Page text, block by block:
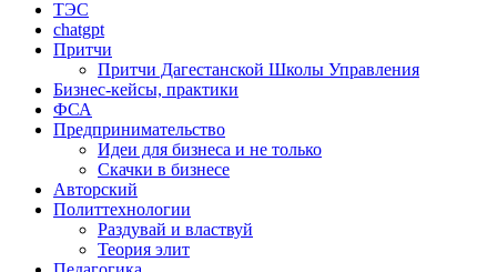
ТЭС
chatgpt
Притчи
Притчи Дагестанской Школы Управления
Бизнес-кейсы, практики
ФСА
Предпринимательство
Идеи для бизнеса и не только
Скачки в бизнесе
Авторский
Политтехнологии
Раздувай и властвуй
Теория элит